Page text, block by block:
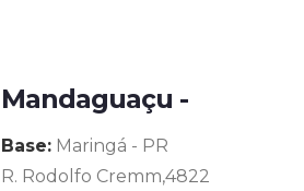
Mandaguaçu -
Base: Maringá - PR
R. Rodolfo Cremm,4822